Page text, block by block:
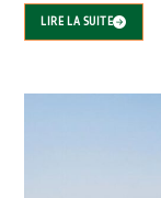
LIRE LA SUITE